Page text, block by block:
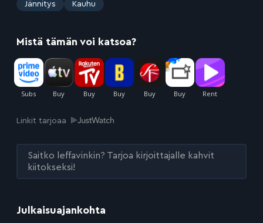
Julkaisuajankohta
: Jännitys Kauhu
Mistä tämän voi katsoa?
Linkit tarjoaa
Saitko leffavinkin? Tarjoa kirjoittajalle kahvit
kiitokseksi!